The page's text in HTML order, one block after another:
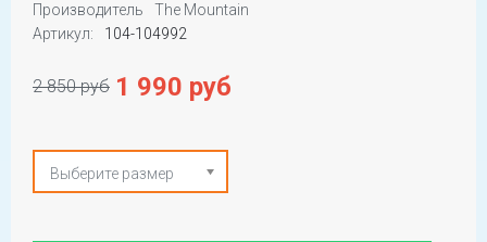
Производитель
The Mountain
Артикул:
104-104992
2 850 руб 1 990 руб
Выберите размер